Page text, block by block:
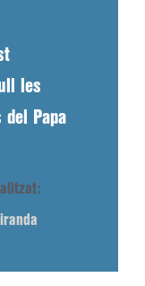
les
Papa